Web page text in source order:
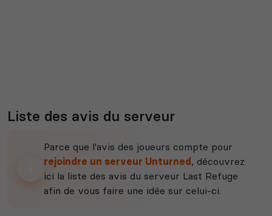
Liste des avis du serveur
Parce que l'avis des joueurs compte pour
rejoindre un serveur Unturned, découvrez
ici la liste des avis du serveur Last Refuge
afin de vous faire une idée sur celui-ci.